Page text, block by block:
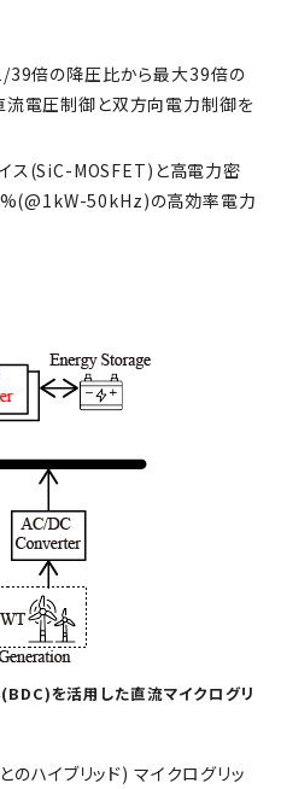
39倍の降圧比から最大39倍の
流電圧制御と双方向電力制御を
ス(SiC-MOSFET)と高電力密
50kHz)の高効率電力
を活用した直流マイクログリ
ハイブリッド) マイクログリッ